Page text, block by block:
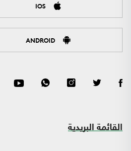
IOS
ANDROID
القائمة البريدية